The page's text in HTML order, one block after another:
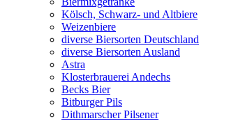
Kölsch, Schwarz- und Altbiere
Weizenbiere
diverse Biersorten Deutschland
diverse Biersorten Ausland
Astra
Klosterbrauerei Andechs
Becks Bier
Bitburger Pils
Dithmarscher Pilsener